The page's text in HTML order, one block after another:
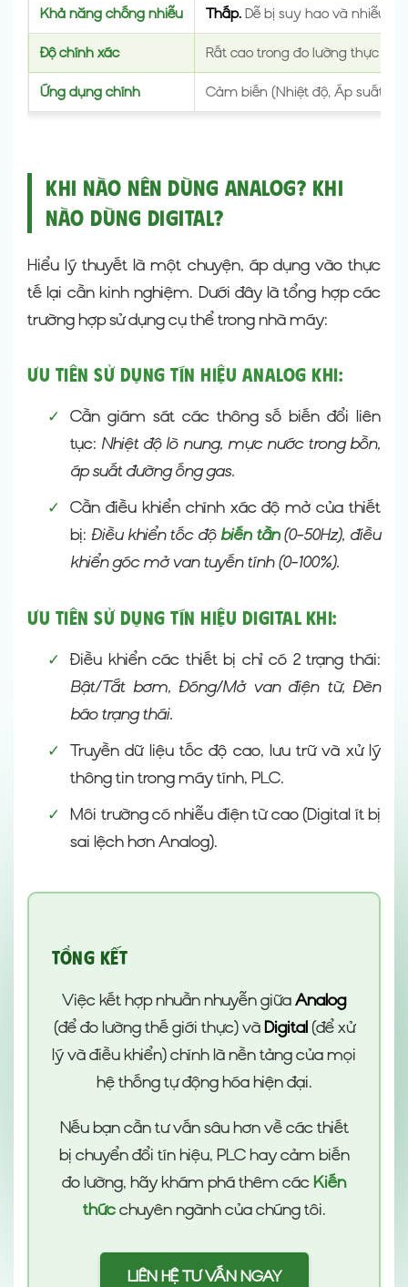
Khả năng chống nhiễu Thấp. Dễ bị suy hao và nhiễu
Độ chính xác Rất cao trong đo lường thực tế
Ứng dụng chính Cảm biến (Nhiệt độ, Áp suất,
Khi nào nên dùng Analog? Khi
nào dùng Digital?
Hiểu lý thuyết là một chuyện, áp dụng vào thực
tế lại cần kinh nghiệm. Dưới đây là tổng hợp các
trường hợp sử dụng cụ thể trong nhà máy:
Ưu tiên sử dụng Tín hiệu Analog khi:
✓ Cần giám sát các thông số biến đổi liên
tục: Nhiệt độ lò nung, mực nước trong bồn,
áp suất đường ống gas.
✓ Cần điều khiển chính xác độ mở của thiết
bị: Điều khiển tốc độbiến tần(0-50Hz), điều
khiển góc mở van tuyến tính (0-100%).
Ưu tiên sử dụng Tín hiệu Digital khi:
✓ Điều khiển các thiết bị chỉ có 2 trạng thái:
Bật/Tắt bơm, Đóng/Mở van điện từ, Đèn
báo trạng thái.
✓ Truyền dữ liệu tốc độ cao, lưu trữ và xử lý
thông tin trong máy tính, PLC.
✓ Môi trường có nhiễu điện từ cao (Digital ít bị
sai lệch hơn Analog).
Tổng kết
Việc kết hợp nhuần nhuyễn giữaAnalog
(để đo lường thế giới thực) và Digital(để xử
lý và điều khiển) chính là nền tảng của mọi
hệ thống tự động hóa hiện đại.
Nếu bạn cần tư vấn sâu hơn về các thiết
bị chuyển đổi tín hiệu, PLC hay cảm biến
đo lường, hãy khám phá thêm các Kiến
thứcchuyên ngành của chúng tôi.
LIÊN HỆ TƯ VẤN NGAY